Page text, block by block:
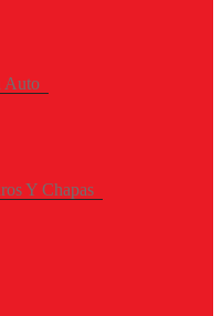
Auto
Y Chapas